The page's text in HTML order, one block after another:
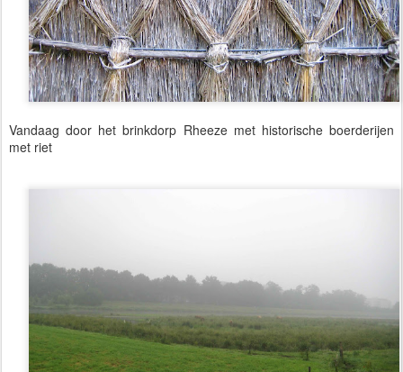
Vandaag door het brinkdorp Rheeze met historische boerderijen
met riet